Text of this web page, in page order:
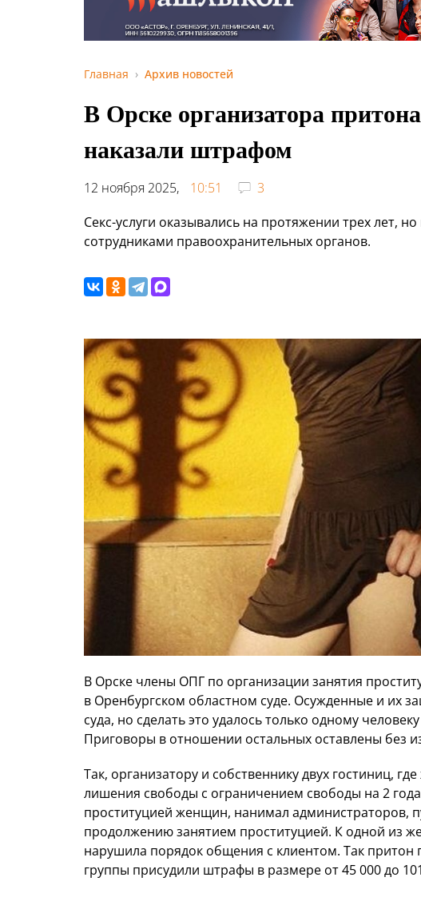
Главная Архив новостей
В Орске организатора
наказали штрафом
12 ноября 2025, 10:51
3
Секс-услуги оказывались на протяжении трех лет,
сотрудниками правоохранительных органов.
В Орске члены ОПГ по организации занятия
в Оренбургском областном суде. Осужденные и их
суда, но сделать это удалось только одному
Приговоры в отношении остальных оставлены без
Так, организатору и собственнику двух гостиниц,
лишения свободы с ограничением свободы на 2
проституцией женщин, нанимал администраторов,
продолжению занятием проституцией. К одной из
нарушила порядок общения с клиентом. Так
группы присудили штрафы в размере от 45 000 до